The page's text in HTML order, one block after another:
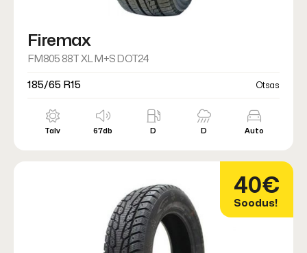
Firemax
FM805 88T XL M+S DOT24
185/65 R15 Otsas
Talv 67db D D Auto
40€
Soodus!